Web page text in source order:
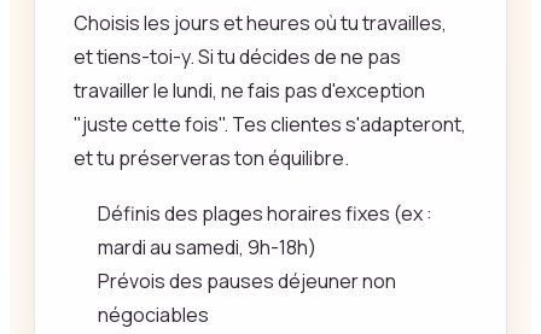
Choisis les jours et heures où tu travailles,
et tiens-toi-y. Si tu décides de ne pas
travailler le lundi, ne fais pas d'exception
"juste cette fois". Tes clientes s'adapteront,
et tu préserveras ton équilibre.
Définis des plages horaires fixes (ex :
mardi au samedi, 9h-18h)
Prévois des pauses déjeuner non
négociables